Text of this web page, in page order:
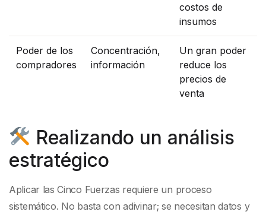
costos de
insumos
Poder de los
compradores
Concentración,
información
Un gran poder
reduce los
precios de
venta
Realizando un análisis
estratégico
Aplicar las Cinco Fuerzas requiere un proceso
sistemático. No basta con adivinar; se necesitan datos y